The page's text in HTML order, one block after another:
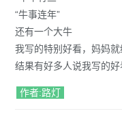
“牛事连年”
还有一个大牛
我写的特别好看，妈妈
结果有好多人说我写的好
作者:路灯